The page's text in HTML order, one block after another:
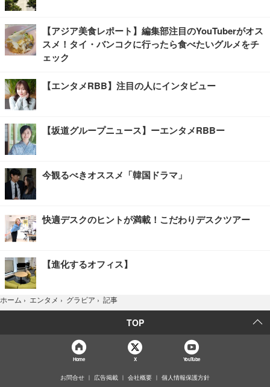
【アジア美食レポート】編集部注目のYouTuberがオス
スメ！タイ・バンコクに行ったら食べたいグルメをチ
ェック
【エンタメRBB】注目の人にインタビュー
【坂道グループニュース】ーエンタメRBBー
今観るべきオススメ「韓国ドラマ」
快適デスクのヒントが満載！こだわりデスクツアー
【進化するオフィス】
ホーム › エンタメ › グラビア › 記事
TOP
Home X YouTube
お問合せ 広告掲載 会社概要 個人情報保護方針